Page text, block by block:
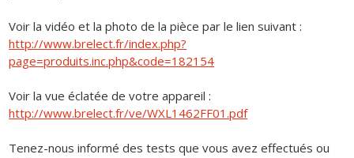
Voir la vidéo et la photo de la pièce par le lien suivant :
http://www.brelect.fr/index.php?
page=produits.inc.php&code=182154
Voir la vue éclatée de votre appareil :
http://www.brelect.fr/ve/WXL1462FF01.pdf
Tenez-nous informé des tests que vous avez effectués ou